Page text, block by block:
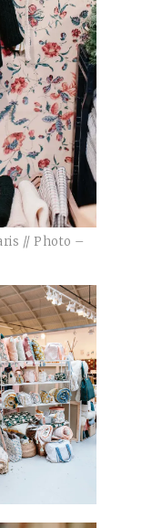
// Photo –